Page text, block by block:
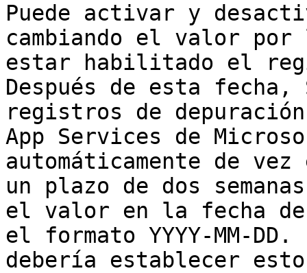
Puede activar y
cambiando el valor
estar habilitado el
Después de esta fecha,
registros de
App Services de
automáticamente de vez
un plazo de dos
el valor en la fecha de
el formato YYYY-MM-
debería establecer